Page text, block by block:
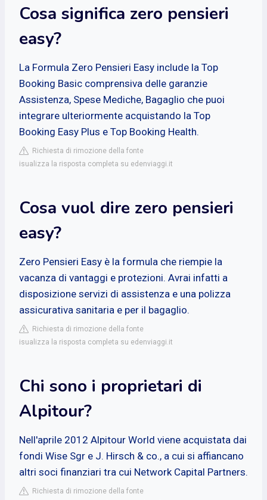
Cosa significa zero pensieri
easy?
La Formula Zero Pensieri Easy include la Top
Booking Basic comprensiva delle garanzie
Assistenza, Spese Mediche, Bagaglio che puoi
integrare ulteriormente acquistando la Top
Booking Easy Plus e Top Booking Health.
Richiesta di rimozione della fonte
isualizza la risposta completa su edenviaggi.it
Cosa vuol dire zero pensieri
easy?
Zero Pensieri Easy è la formula che riempie la
vacanza di vantaggi e protezioni. Avrai infatti a
disposizione servizi di assistenza e una polizza
assicurativa sanitaria e per il bagaglio.
Richiesta di rimozione della fonte
isualizza la risposta completa su edenviaggi.it
Chi sono i proprietari di
Alpitour?
Nell'aprile 2012 Alpitour World viene acquistata dai
fondi Wise Sgr e J. Hirsch & co., a cui si affiancano
altri soci finanziari tra cui Network Capital Partners.
Richiesta di rimozione della fonte